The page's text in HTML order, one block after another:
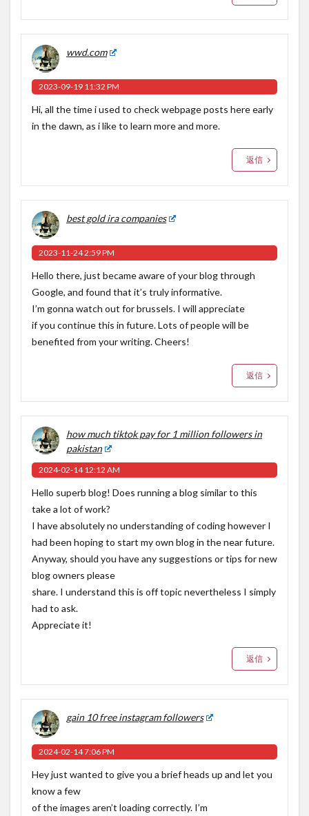
wwd.com
2023-09-19 11:32 PM
Hi, all the time i used to check webpage posts here early
in the dawn, as i like to learn more and more.
返信
best gold ira companies
2023-11-24 2:59 PM
Hello there, just became aware of your blog through
Google, and found that it’s truly informative.
I’m gonna watch out for brussels. I will appreciate
if you continue this in future. Lots of people will be
benefited from your writing. Cheers!
返信
how much tiktok pay for 1 million followers in
pakistan
2024-02-14 12:12 AM
Hello superb blog! Does running a blog similar to this
take a lot of work?
I have absolutely no understanding of coding however I
had been hoping to start my own blog in the near future.
Anyway, should you have any suggestions or tips for new
blog owners please
share. I understand this is off topic nevertheless I simply
had to ask.
Appreciate it!
返信
gain 10 free instagram followers
2024-02-14 7:06 PM
Hey just wanted to give you a brief heads up and let you
know a few
of the images aren’t loading correctly. I’m